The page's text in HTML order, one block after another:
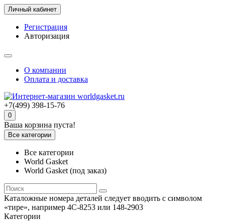
Личный кабинет
Регистрация
Авторизация
О компании
Оплата и доставка
+7(499) 398-15-76
0
Ваша корзина пуста!
Все категории
Все категории
World Gasket
World Gasket (под заказ)
Каталожные номера деталей следует вводить с символом
«тире», например 4C-8253 или 148-2903
Категории